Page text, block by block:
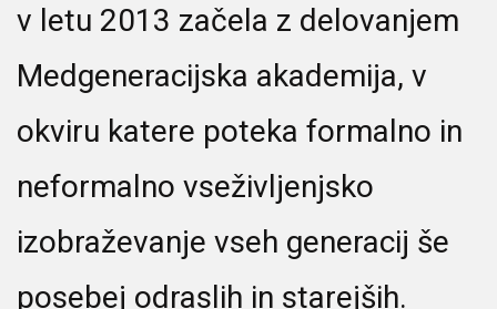
v letu 2013 začela z delovanjem
Medgeneracijska akademija, v
okviru katere poteka formalno in
neformalno vseživljenjsko
izobraževanje vseh generacij še
posebej odraslih in starejših.